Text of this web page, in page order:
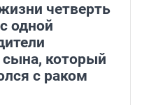
четверть
одной
сына, который
с раком